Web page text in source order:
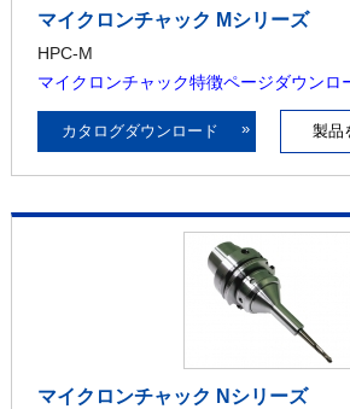
マイクロンチャック Mシリーズ
HPC-M
マイクロンチャック特徴ページダウンロ
カタログダウンロード » 製品
マイクロンチャック Nシリーズ